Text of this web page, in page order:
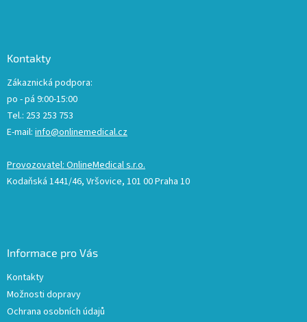
Kontakty
Zákaznická podpora:
po - pá 9:00-15:00
Tel.: 253 253 753
E-mail: info@onlinemedical.cz
Provozovatel: OnlineMedical s.r.o.
Kodaňská 1441/46, Vršovice, 101 00 Praha 10
Informace pro Vás
Kontakty
Možnosti dopravy
Ochrana osobních údajů